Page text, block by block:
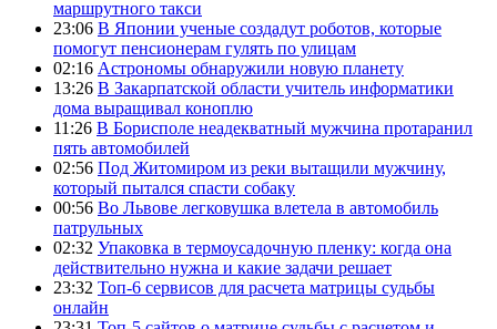
маршрутного такси
23:06 В Японии ученые создадут роботов, которые
помогут пенсионерам гулять по улицам
02:16 Астрономы обнаружили новую планету
13:26 В Закарпатской области учитель информатики
дома выращивал коноплю
11:26 В Борисполе неадекватный мужчина протаранил
пять автомобилей
02:56 Под Житомиром из реки вытащили мужчину,
который пытался спасти собаку
00:56 Во Львове легковушка влетела в автомобиль
патрульных
02:32 Упаковка в термоусадочную пленку: когда она
действительно нужна и какие задачи решает
23:32 Топ-6 сервисов для расчета матрицы судьбы
онлайн